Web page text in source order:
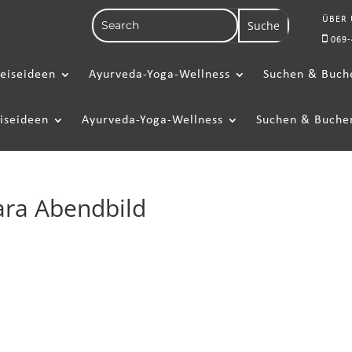
ÜBER
069-
Ayurveda-Yoga-Wellness Suchen &
Ayurveda-Yoga-Wellness Suchen &
Abendbild